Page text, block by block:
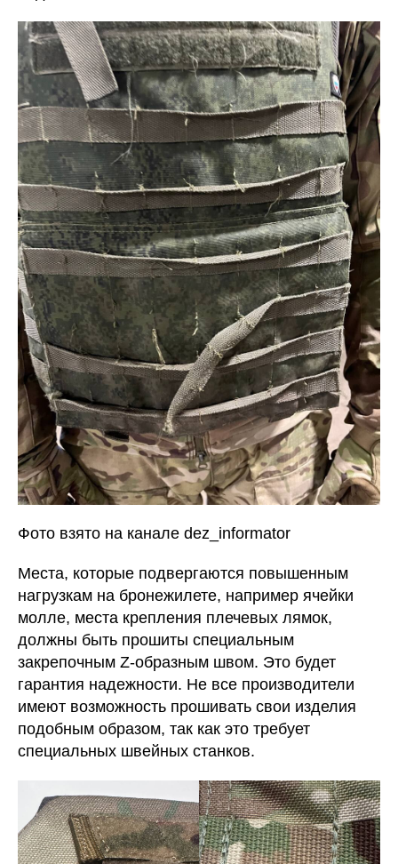
Фото взято на канале dez_informator
Места, которые подвергаются повышенным
нагрузкам на бронежилете, например ячейки
молле, места крепления плечевых лямок,
должны быть прошиты специальным
закрепочным Z-образным швом. Это будет
гарантия надежности. Не все производители
имеют возможность прошивать свои изделия
подобным образом, так как это требует
специальных швейных станков.